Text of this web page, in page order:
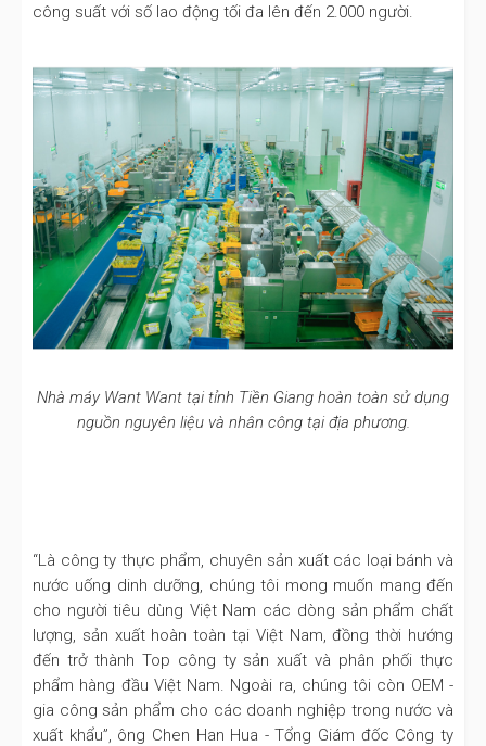
công suất với số lao động tối đa lên đến 2.000 người.
Nhà máy Want Want tại tỉnh Tiền Giang hoàn toàn sử dụng
nguồn nguyên liệu và nhân công tại địa phương.
“Là công ty thực phẩm, chuyên sản xuất các loại bánh và
nước uống dinh dưỡng, chúng tôi mong muốn mang đến
cho người tiêu dùng Việt Nam các dòng sản phẩm chất
lượng, sản xuất hoàn toàn tại Việt Nam, đồng thời hướng
đến trở thành Top công ty sản xuất và phân phối thực
phẩm hàng đầu Việt Nam. Ngoài ra, chúng tôi còn OEM -
gia công sản phẩm cho các doanh nghiệp trong nước và
xuất khẩu”, ông Chen Han Hua - Tổng Giám đốc Công ty